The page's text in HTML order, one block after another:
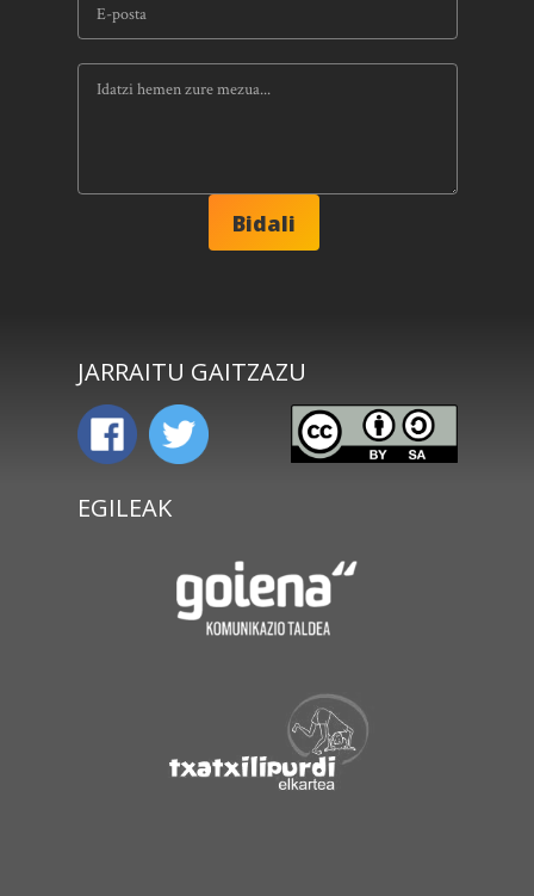
JARRAITU GAITZAZU
EGILEAK